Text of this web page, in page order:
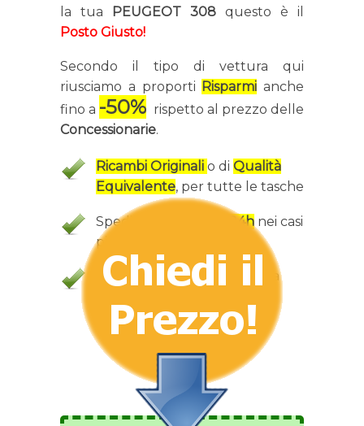
la tua
PEUGEOT 308 questo è il
Posto Giusto!
Secondo il tipo di vettura qui
riusciamo a proporti Risparmi anche
fino a -50% rispetto al prezzo delle
Concessionarie.
Ricambi Originali o di Qualità
Equivalente, per tutte le tasche
Spedizione anche in 24h nei casi
più urgenti
Ricambio 100% Sicuro
con la